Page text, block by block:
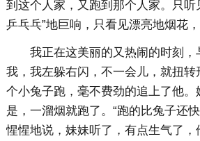
到这个人家，又跑到那个人家。只听
乒乓乓”地巨响，只看见漂亮地烟花，
我正在这美丽的又热闹的时刻
我，我左躲右闪，不一会儿，就扭
个小兔子跑，毫不费劲的追上了他
是，一溜烟就跑了。“跑的比兔子还
惺惺地说，妹妹听了，有点生气了，